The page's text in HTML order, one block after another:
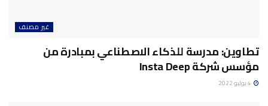
غير مصنف
تطاوين: مدرسة للذكاء الاصطناعي بمبادرة من
مؤسس شركة Insta Deep